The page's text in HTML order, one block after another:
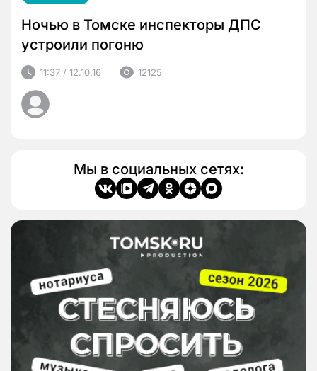
Ночью в Томске инспекторы ДПС
устроили погоню
11:37 / 12.10.16 12125
Мы в социальных сетях: